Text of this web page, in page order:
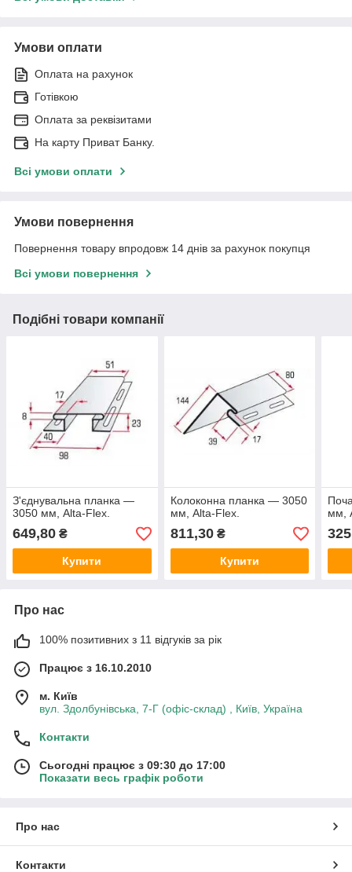
Умови оплати
Оплата на рахунок
Готівкою
Оплата за реквізитами
На карту Приват Банку.
Всі умови оплати
Умови повернення
Повернення товару впродовж 14 днів за рахунок покупця
Всі умови повернення
Подібні товари компанії
З'єднувальна планка —
3050 мм, Alta-Flex.
649,80 ₴
Купити
Колоконна планка — 3050
мм, Alta-Flex.
811,30₴
Купити
мм,
Про нас
100% позитивних з 11 відгуків за рік
Працює з 16.10.2010
м. Київ
вул. Здолбунівська, 7-Г (офіс-склад) , Київ, Україна
Контакти
Сьогодні працює з 09:30 до 17:00
Показати весь графік роботи
Про нас
Контакти